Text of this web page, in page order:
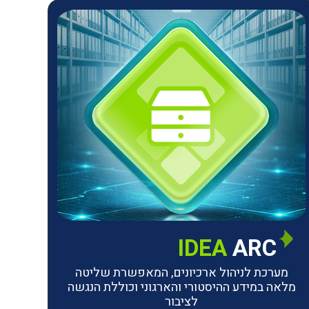
IDEAARC
מערכת לניהול ארכיונים, המאפשרת שליטה
מלאה במידע ההיסטורי והארגוני וכוללת הנגשה
לציבור